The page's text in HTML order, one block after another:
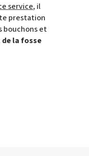
service, il
prestation
bouchons et
la fosse